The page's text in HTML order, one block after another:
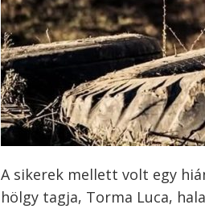
A sikerek mellett volt egy
hölgy tagja, Torma Luca,